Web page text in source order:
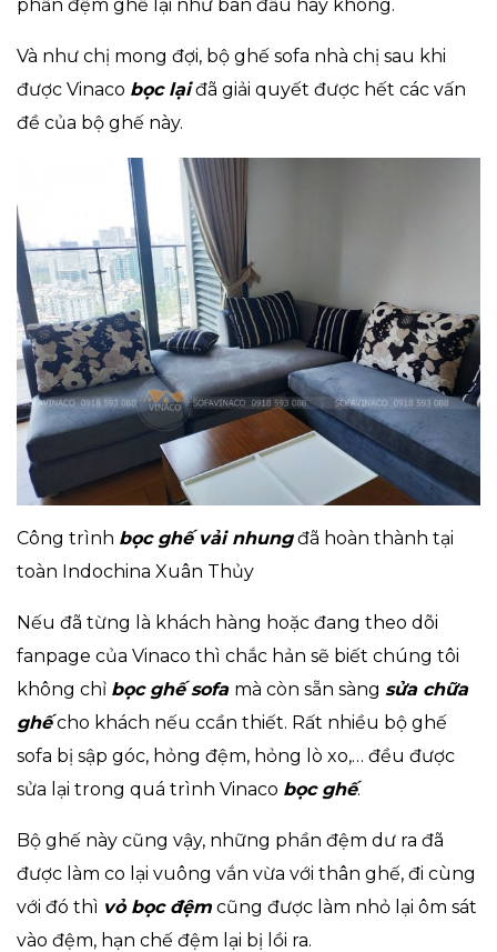
phần đệm ghế lại như ban đầu hay không.
Và như chị mong đợi, bộ ghế sofa nhà chị sau khi
được Vinaco bọc lạiđã giải quyết được hết các vấn
đề của bộ ghế này.
Công trình bọc ghế vải nhungđã hoàn thành tại
toàn Indochina Xuân Thủy
Nếu đã từng là khách hàng hoặc đang theo dõi
fanpage của Vinaco thì chắc hản sẽ biết chúng tôi
không chỉ bọc ghế sofa mà còn sẵn sàng sửa chữa
ghếcho khách nếu ccần thiết. Rất nhiều bộ ghế
sofa bị sập góc, hỏng đệm, hỏng lò xo,… đều được
sửa lại trong quá trình Vinaco bọc ghế.
Bộ ghế này cũng vậy, những phần đệm dư ra đã
được làm co lại vuông vắn vừa với thân ghế, đi cùng
với đó thì vỏ bọc đệm cũng được làm nhỏ lại ôm sát
vào đệm, hạn chế đệm lại bị lồi ra.